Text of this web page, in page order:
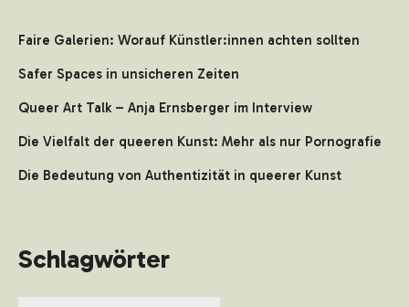
Faire Galerien: Worauf Künstler:innen achten sollten
Safer Spaces in unsicheren Zeiten
Queer Art Talk – Anja Ernsberger im Interview
Die Vielfalt der queeren Kunst: Mehr als nur Pornografie
Die Bedeutung von Authentizität in queerer Kunst
Schlagwörter